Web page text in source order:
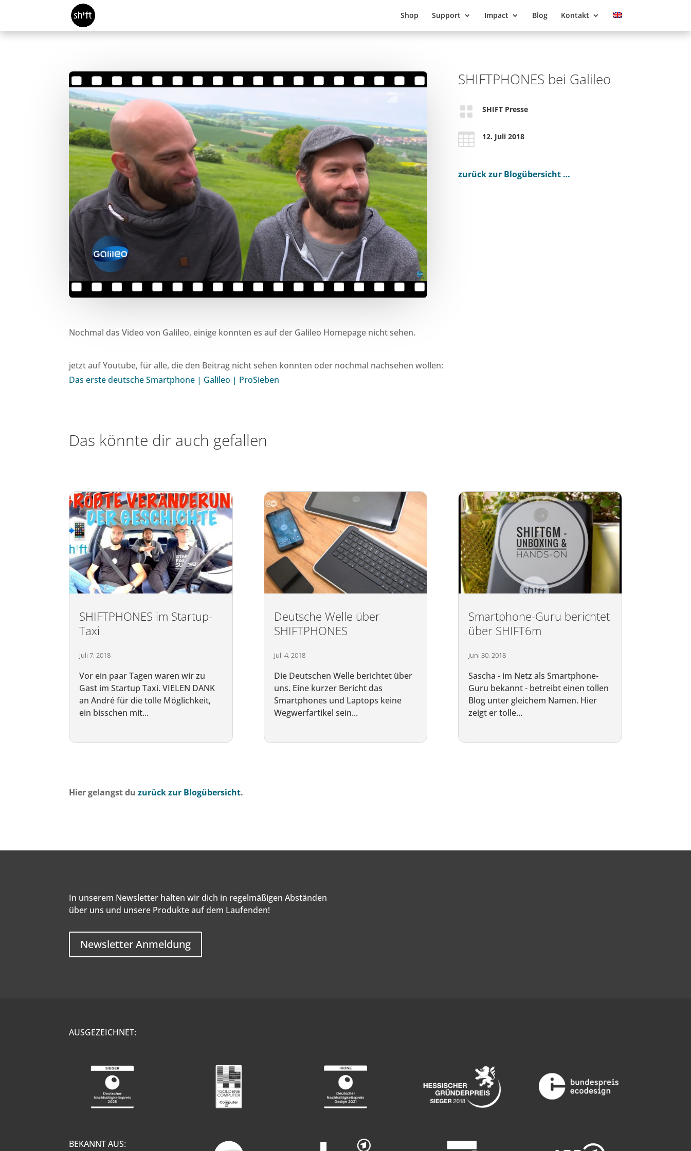
Shop Support Impact Blog Kontakt
SHIFTPHONES bei Galileo
 SHIFT Presse
 12. Juli 2018
zurück zur Blogübersicht …
Nochmal das Video von Galileo, einige konnten es auf der Galileo Homepage nicht sehen.
jetzt auf Youtube, für alle, die den Beitrag nicht sehen konnten oder nochmal nachsehen wollen:
Das erste deutsche Smartphone | Galileo | ProSieben
Das könnte dir auch gefallen
SHIFTPHONES im Startup-
Taxi
Juli 7, 2018
Vor ein paar Tagen waren wir zu
Gast im Startup Taxi. VIELEN DANK
an André für die tolle Möglichkeit,
ein bisschen mit...
Deutsche Welle über
SHIFTPHONES
Juli 4, 2018
Die Deutschen Welle berichtet über
uns. Eine kurzer Bericht das
Smartphones und Laptops keine
Wegwerfartikel sein...
Smartphone-Guru berichtet
über SHIFT6m
Juni 30, 2018
Sascha - im Netz als Smartphone-
Guru bekannt - betreibt einen tollen
Blog unter gleichem Namen. Hier
zeigt er tolle...
Hier gelangst duzurück zur Blogübersicht.
In unserem Newsletter halten wir dich in regelmäßigen Abständen
über uns und unsere Produkte auf dem Laufenden!
Newsletter Anmeldung
AUSGEZEICHNET:
BEKANNT AUS: